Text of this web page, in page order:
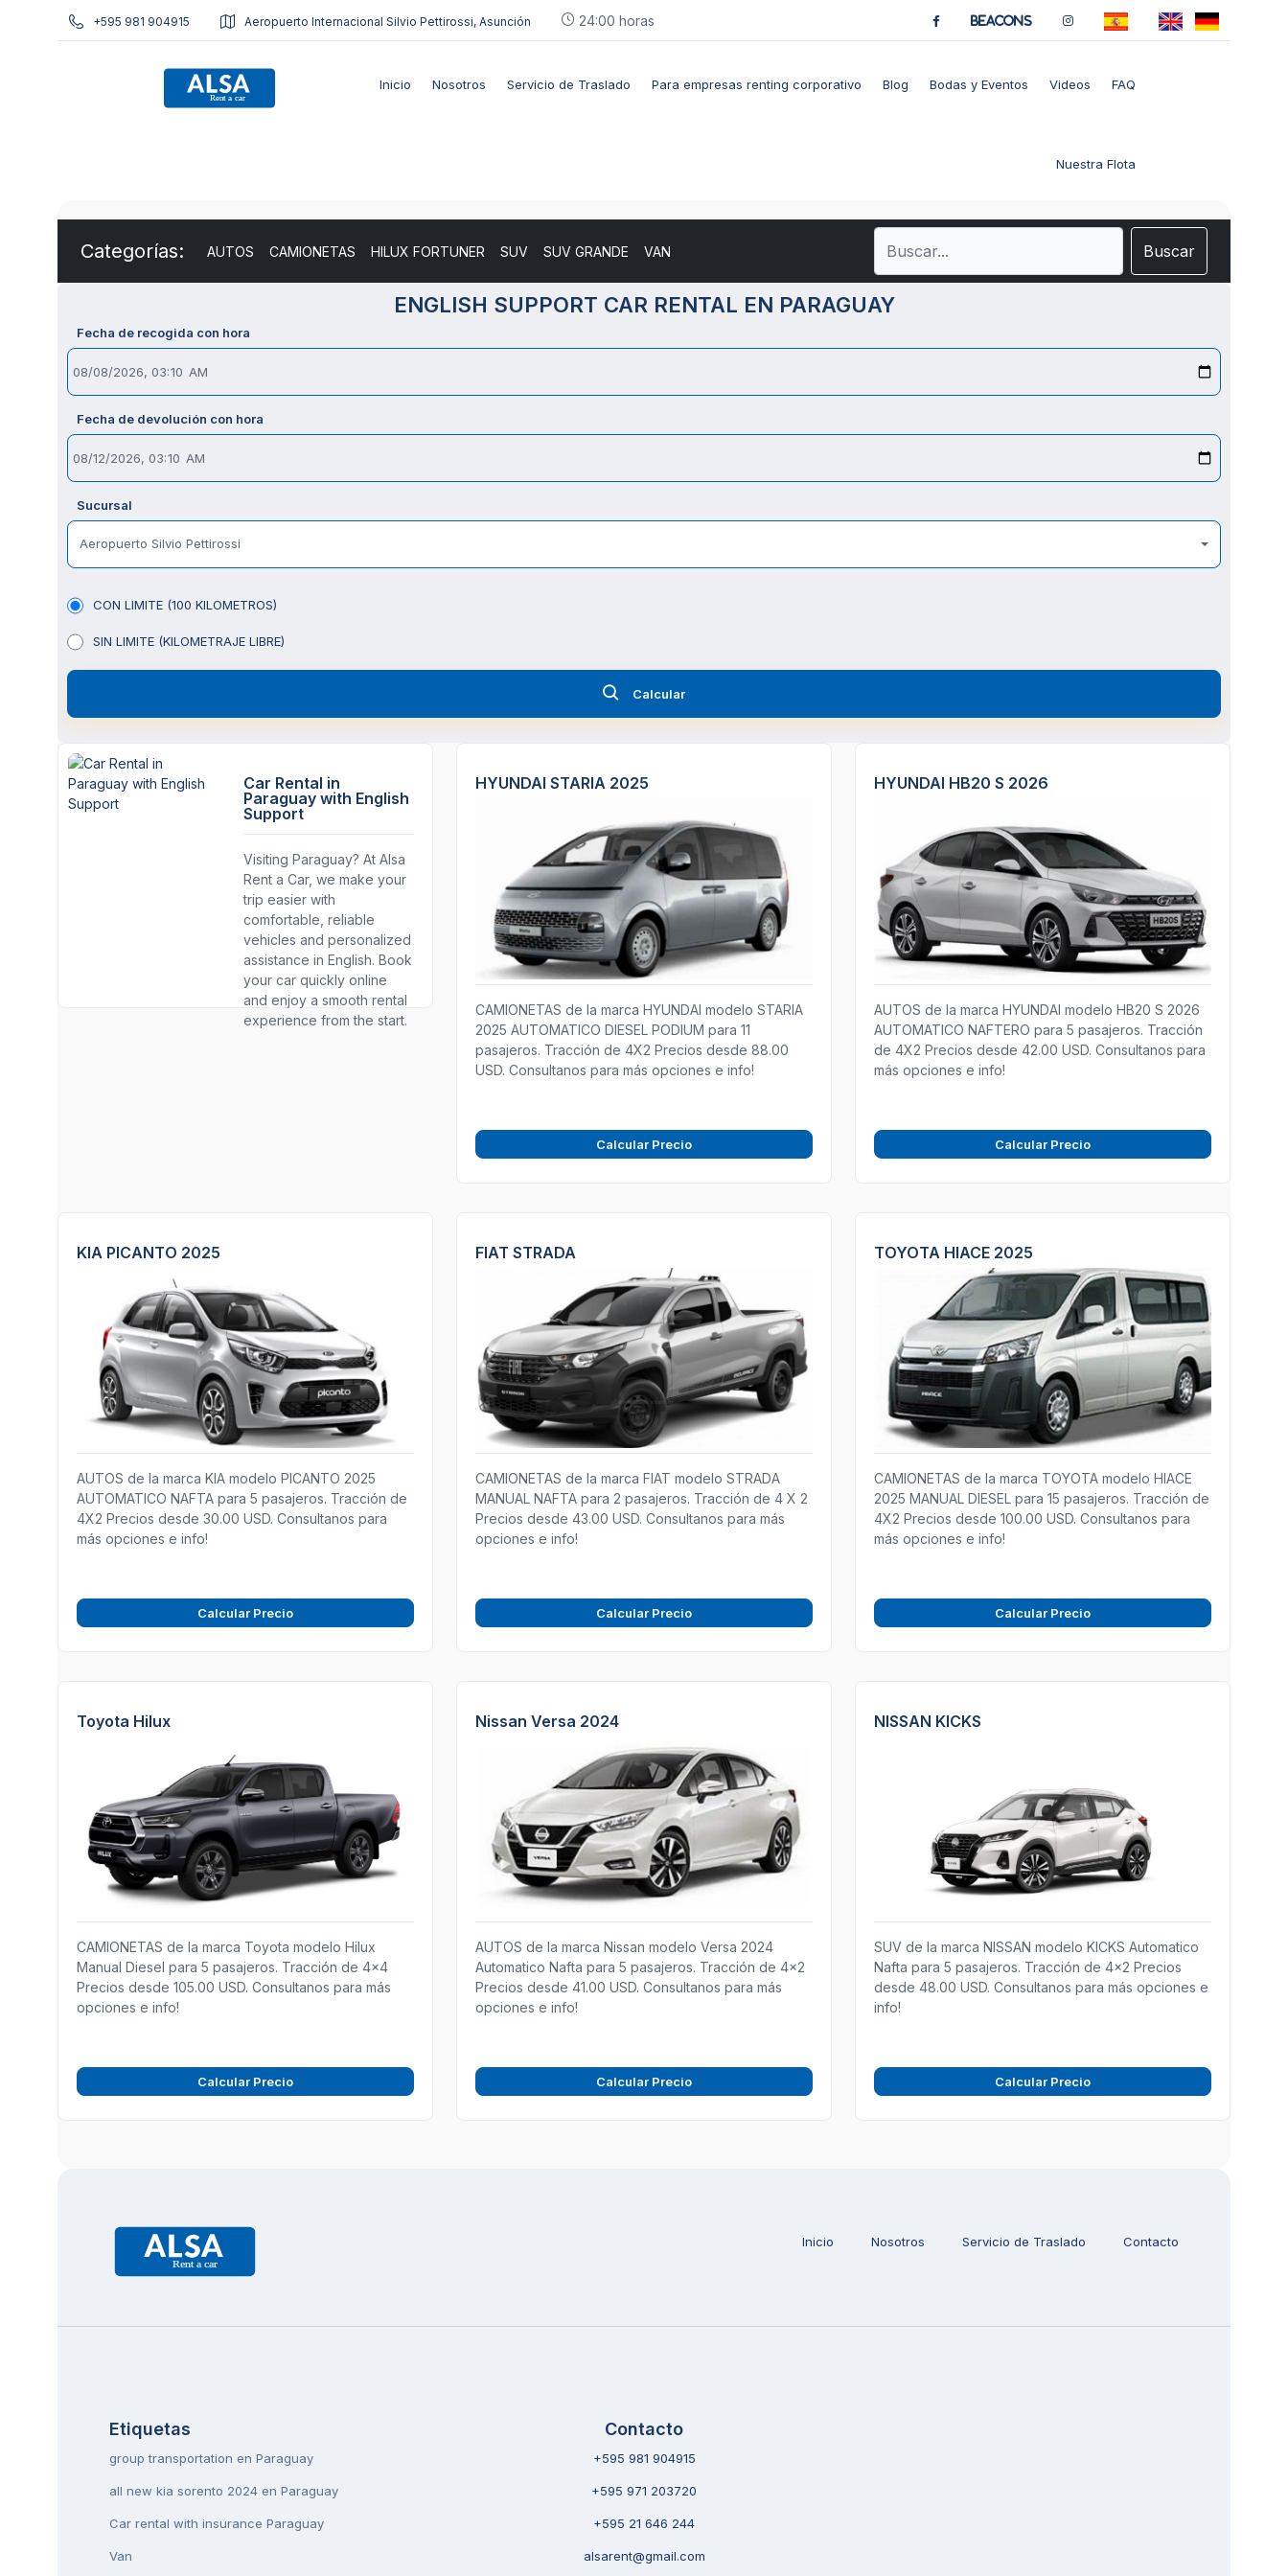
+595 981 904915 Aeropuerto Internacional Silvio Pettirossi, Asunción 24:00 horas BeaCons
Inicio Nosotros Servicio de Traslado Para empresas renting corporativo Blog Bodas y Eventos Videos FAQ
Nuestra Flota
Categorías: AUTOS CAMIONETAS HILUX FORTUNER SUV SUV GRANDE VAN Buscar
ENGLISH SUPPORT CAR RENTAL EN PARAGUAY
Fecha de recogida con hora
Fecha de devolución con hora
Sucursal
Aeropuerto Silvio Pettirossi
CON LIMITE (100 KILOMETROS)
SIN LIMITE (KILOMETRAJE LIBRE)
Calcular
Car Rental in
Paraguay with English
Support
Visiting Paraguay? At Alsa
Rent a Car, we make your
trip easier with
comfortable, reliable
vehicles and personalized
assistance in English. Book
your car quickly online
and enjoy a smooth rental
experience from the start.
HYUNDAI STARIA 2025
CAMIONETAS de la marca HYUNDAI modelo STARIA
2025 AUTOMATICO DIESEL PODIUM para 11
pasajeros. Tracción de 4X2 Precios desde 88.00
USD. Consultanos para más opciones e info!
Calcular Precio
HYUNDAI HB20 S 2026
AUTOS de la marca HYUNDAI modelo HB20 S 2026
AUTOMATICO NAFTERO para 5 pasajeros. Tracción
de 4X2 Precios desde 42.00 USD. Consultanos para
más opciones e info!
Calcular Precio
KIA PICANTO 2025
AUTOS de la marca KIA modelo PICANTO 2025
AUTOMATICO NAFTA para 5 pasajeros. Tracción de
4X2 Precios desde 30.00 USD. Consultanos para
más opciones e info!
Calcular Precio
FIAT STRADA
CAMIONETAS de la marca FIAT modelo STRADA
MANUAL NAFTA para 2 pasajeros. Tracción de 4 X 2
Precios desde 43.00 USD. Consultanos para más
opciones e info!
Calcular Precio
TOYOTA HIACE 2025
CAMIONETAS de la marca TOYOTA modelo HIACE
2025 MANUAL DIESEL para 15 pasajeros. Tracción de
4X2 Precios desde 100.00 USD. Consultanos para
más opciones e info!
Calcular Precio
Toyota Hilux
CAMIONETAS de la marca Toyota modelo Hilux
Manual Diesel para 5 pasajeros. Tracción de 4x4
Precios desde 105.00 USD. Consultanos para más
opciones e info!
Calcular Precio
Nissan Versa 2024
AUTOS de la marca Nissan modelo Versa 2024
Automatico Nafta para 5 pasajeros. Tracción de 4x2
Precios desde 41.00 USD. Consultanos para más
opciones e info!
Calcular Precio
NISSAN KICKS
SUV de la marca NISSAN modelo KICKS Automatico
Nafta para 5 pasajeros. Tracción de 4x2 Precios
desde 48.00 USD. Consultanos para más opciones e
info!
Calcular Precio
Inicio Nosotros Servicio de Traslado Contacto
Etiquetas
group transportation en Paraguay
all new kia sorento 2024 en Paraguay
Car rental with insurance Paraguay
Van
Contacto
+595 981 904915
+595 971 203720
+595 21 646 244
alsarent@gmail.com